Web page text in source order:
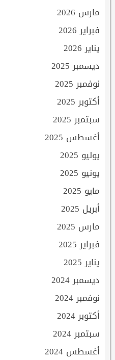
مارس 2026
فبراير 2026
يناير 2026
ديسمبر 2025
نوفمبر 2025
أكتوبر 2025
سبتمبر 2025
أغسطس 2025
يوليو 2025
يونيو 2025
مايو 2025
أبريل 2025
مارس 2025
فبراير 2025
يناير 2025
ديسمبر 2024
نوفمبر 2024
أكتوبر 2024
سبتمبر 2024
أغسطس 2024